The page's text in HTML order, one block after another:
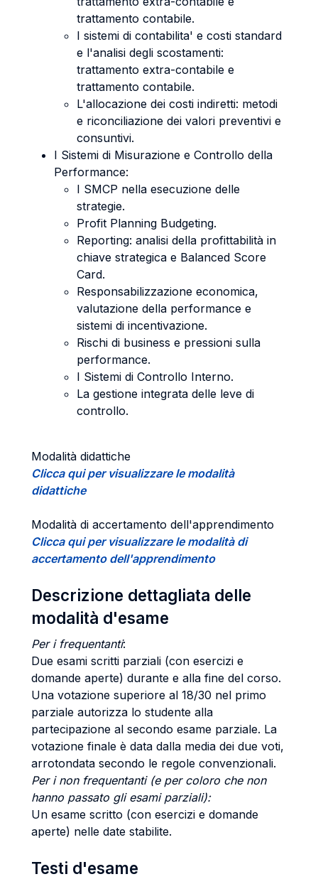
trattamento contabile.
I sistemi di contabilita' e costi standard
e l'analisi degli scostamenti:
trattamento extra-contabile e
trattamento contabile.
L'allocazione dei costi indiretti: metodi
e riconciliazione dei valori preventivi e
consuntivi.
I Sistemi di Misurazione e Controllo della
Performance:
I SMCP nella esecuzione delle
strategie.
Profit Planning Budgeting.
Reporting: analisi della profittabilità in
chiave strategica e Balanced Score
Card.
Responsabilizzazione economica,
valutazione della performance e
sistemi di incentivazione.
Rischi di business e pressioni sulla
performance.
I Sistemi di Controllo Interno.
La gestione integrata delle leve di
controllo.
Modalità didattiche
Clicca qui per visualizzare le modalità
didattiche
Modalità di accertamento dell'apprendimento
Clicca qui per visualizzare le modalità di
accertamento dell'apprendimento
Descrizione dettagliata delle
modalità d'esame
Per i frequentanti:
Due esami scritti parziali (con esercizi e
domande aperte) durante e alla fine del corso.
Una votazione superiore al 18/30 nel primo
parziale autorizza lo studente alla
partecipazione al secondo esame parziale. La
votazione finale è data dalla media dei due voti,
arrotondata secondo le regole convenzionali.
Per i non frequentanti (e per coloro che non
hanno passato gli esami parziali):
Un esame scritto (con esercizi e domande
aperte) nelle date stabilite.
Testi d'esame